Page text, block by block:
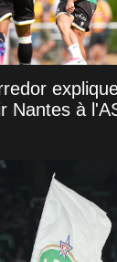
Nantes à